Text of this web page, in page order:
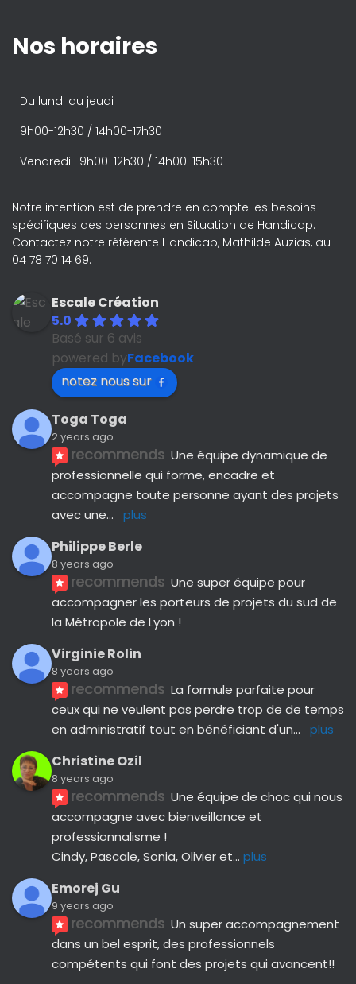
Nos horaires
Du lundi au jeudi :
9h00-12h30 / 14h00-17h30
Vendredi : 9h00-12h30 / 14h00-15h30
Notre intention est de prendre en compte les besoins
spécifiques des personnes en Situation de Handicap.
Contactez notre référente Handicap, Mathilde Auzias, au
04 78 70 14 69.
Escale Création
5.0
Basé sur 6 avis
powered byFacebook
notez nous sur
Toga Toga
2 years ago
recommends Une équipe dynamique de
professionnelle qui forme, encadre et
accompagne toute personne ayant des projets
avec une... plus
Philippe Berle
8 years ago
recommends Une super équipe pour
accompagner les porteurs de projets du sud de
la Métropole de Lyon !
Virginie Rolin
8 years ago
recommends La formule parfaite pour
ceux qui ne veulent pas perdre trop de de temps
en administratif tout en bénéficiant d'un... plus
Christine Ozil
8 years ago
recommends Une équipe de choc qui nous
accompagne avec bienveillance et
professionnalisme !
Cindy, Pascale, Sonia, Olivier et... plus
Emorej Gu
9 years ago
recommends Un super accompagnement
dans un bel esprit, des professionnels
compétents qui font des projets qui avancent!!